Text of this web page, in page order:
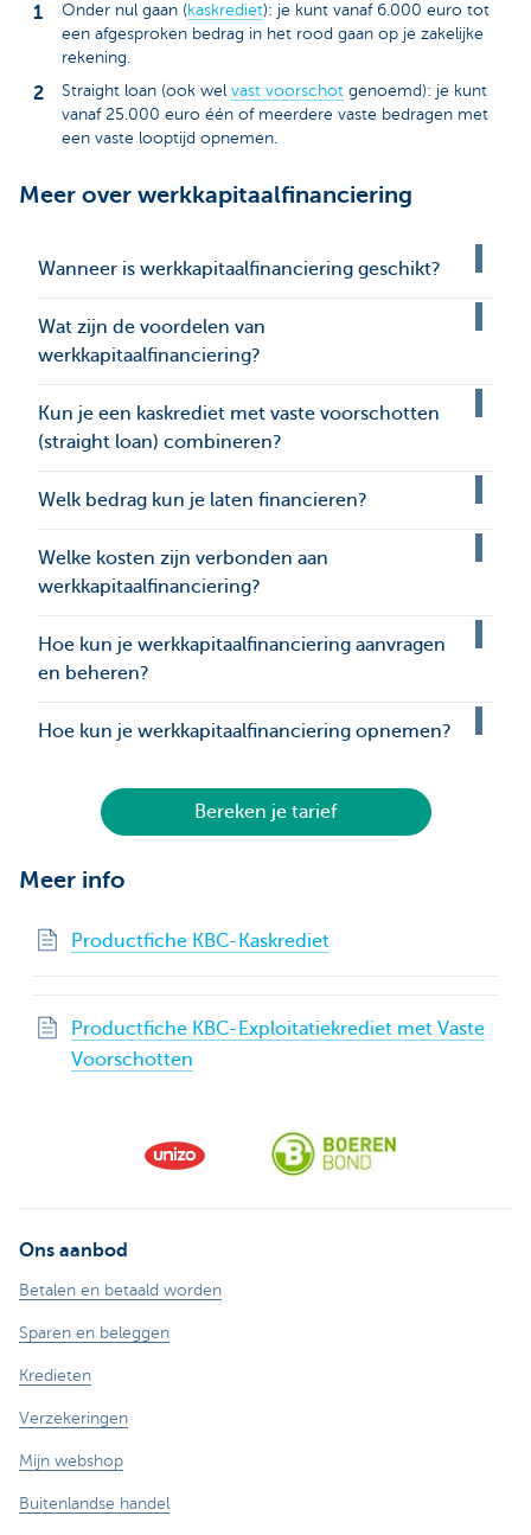
Onder nul gaan (kaskrediet): je kunt vanaf 6.000 euro tot
een afgesproken bedrag in het rood gaan op je zakelijke
rekening.
Straight loan (ook wel vast voorschot genoemd): je kunt
vanaf 25.000 euro één of meerdere vaste bedragen met
een vaste looptijd opnemen.
Meer over werkkapitaalfinanciering
Wanneer is werkkapitaalfinanciering geschikt?
Wat zijn de voordelen van
werkkapitaalfinanciering?
Kun je een kaskrediet met vaste voorschotten
(straight loan) combineren?
Welk bedrag kun je laten financieren?
Welke kosten zijn verbonden aan
werkkapitaalfinanciering?
Hoe kun je werkkapitaalfinanciering aanvragen
en beheren?
Hoe kun je werkkapitaalfinanciering opnemen?
Bereken je tarief
Meer info
Productfiche KBC-Kaskrediet
Productfiche KBC-Exploitatiekrediet met Vaste
Voorschotten
Ons aanbod
Betalen en betaald worden
Sparen en beleggen
Kredieten
Verzekeringen
Mijn webshop
Buitenlandse handel